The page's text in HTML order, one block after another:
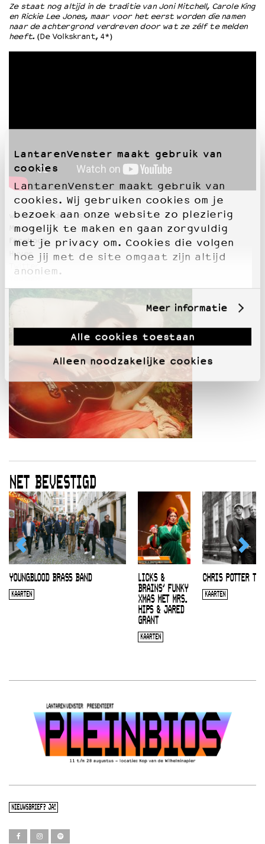
LantarenVenster maakt gebruik van
cookies
LantarenVenster maakt gebruik van
cookies. Wij gebruiken cookies om je
bezoek aan onze website zo plezierig
mogelijk te maken en gaan zorgvuldig
met je privacy om. Cookies die volgen
hoe jij met de site omgaat zijn altijd
anoniem.
Meer informatie
Alle cookies toestaan
Alleen noodzakelijke cookies
Ze staat nog altijd in de traditie van Joni Mitchell, Carole King
en Rickie Lee Jones, maar voor het eerst worden die namen
naar de achtergrond verdreven door wat ze zélf te melden
heeft.(De Volkskrant, 4*)
www.charliedeemusic.com
Myspace
Facebook
Hyves
Twitter
NET BEVESTIGD
YOUNGBLOOD BRASS BAND
KAARTEN
LICKS &
BRAINS’ FUNKY
XMAS MET MRS.
HIPS & JARED
GRANT
KAARTEN
CHRIS POTTER
KAARTEN
NIEUWSBRIEF? JA!